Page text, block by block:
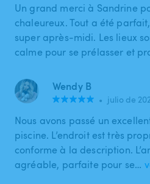
Un grand merci à Sandrine
chaleureux. Tout a été
super après-midi. Les lieux
calme pour se prélasser et
Wendy B
• julio de
Nous avons passé un
piscine. L’endroit est très
conforme à la description.
agréable, parfaite pour se…